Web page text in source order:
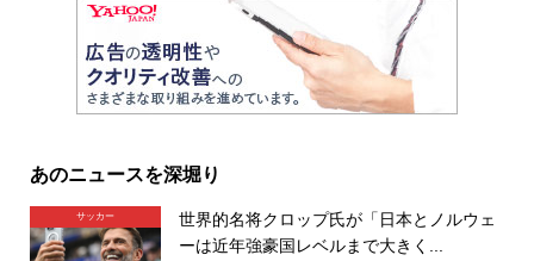
あのニュースを深堀り
サッカー
世界的名将クロップ氏が「日本とノルウェ
ーは近年強豪国レベルまで大きく...